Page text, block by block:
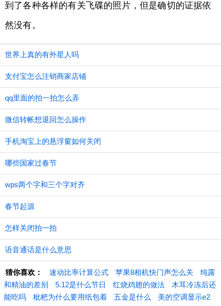
到了各种各样的有关飞碟的照片，但是确切的证据依
然没有。
世界上真的有外星人吗
支付宝怎么注销商家店铺
qq里面的拍一拍怎么弄
微信转帐想退回怎么操作
手机淘宝上的悬浮窗如何关闭
哪些国家过春节
wps两个字和三个字对齐
春节起源
怎样关闭拍一拍
语音通话是什么意思
猜你喜欢： 速动比率计算公式 苹果8相机快门声怎么关
纯露
和精油的差别
5.12是什么节日 红烧鸡翅的做法
木耳冷冻后还
能吃吗
枇杷为什么要用纸包着 五金是什么
美的空调显示e2